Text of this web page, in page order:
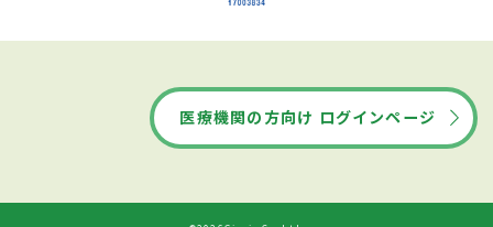
医療機関の方向け ログインページ